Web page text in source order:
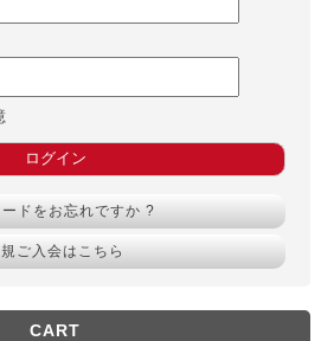
ドをお忘れですか ?
ご入会はこちら
CART